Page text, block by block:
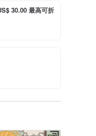
30.00 最高可折